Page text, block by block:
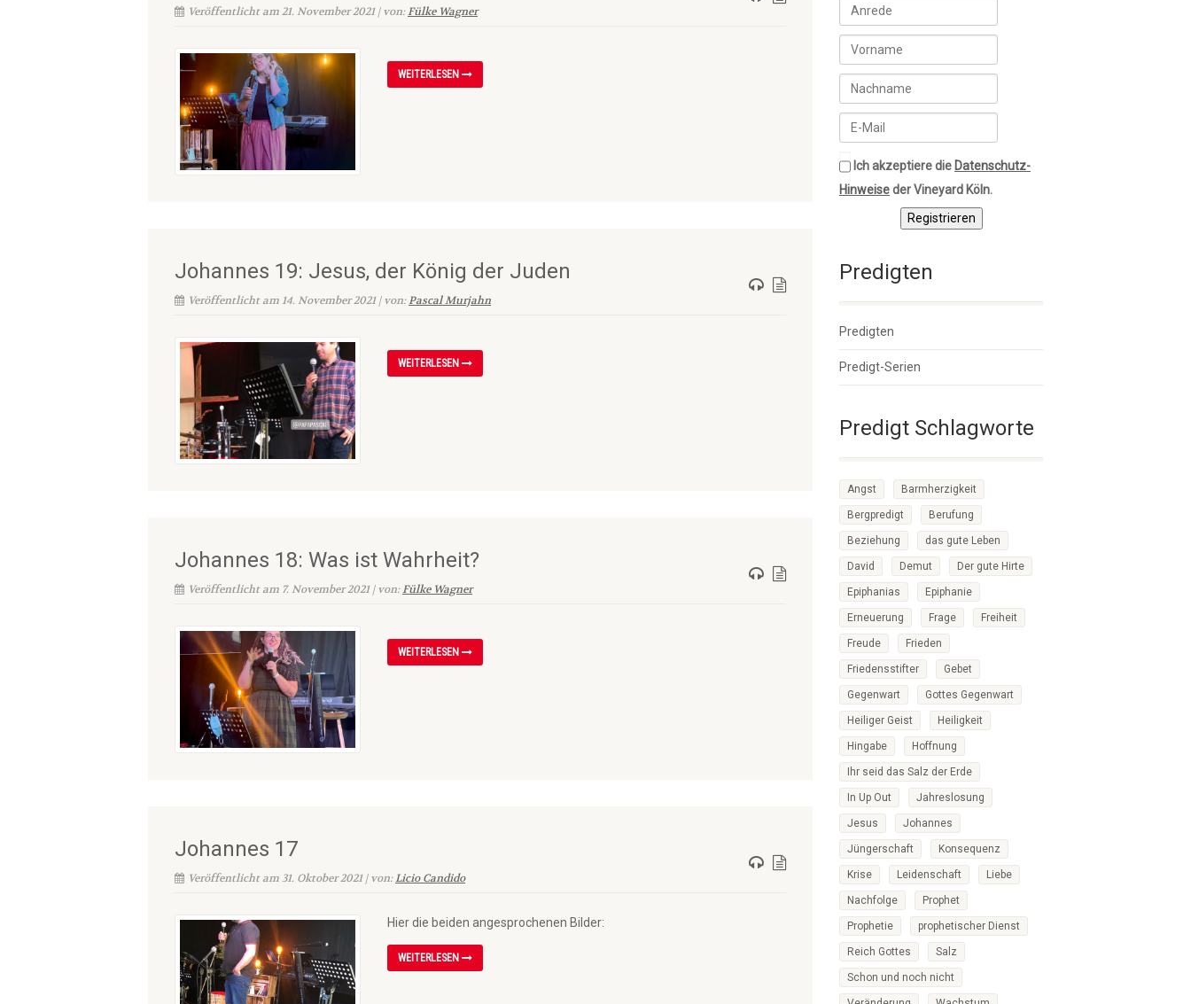
Veröffentlicht am 21. November 2021 | von:Fülke Wagner
WEITERLESEN
Johannes 19: Jesus, der König der Juden
Veröffentlicht am 14. November 2021 | von:Pascal Murjahn
WEITERLESEN
Johannes 18: Was ist Wahrheit?
Veröffentlicht am 7. November 2021 | von:Fülke Wagner
WEITERLESEN
Johannes 17
Veröffentlicht am 31. Oktober 2021 | von:Licio Candido
Hier die beiden angesprochenen Bilder:
WEITERLESEN
Ich akzeptiere die Datenschutz-
Hinweiseder Vineyard Köln.
Registrieren
Predigten
Predigten
Predigt-Serien
Predigt Schlagworte
Angst Barmherzigkeit
Bergpredigt Berufung
Beziehung das gute Leben
David Demut Der gute Hirte
Epiphanias Epiphanie
Erneuerung Frage Freiheit
Freude Frieden
Friedensstifter Gebet
Gegenwart Gottes Gegenwart
Heiliger Geist Heiligkeit
Hingabe Hoffnung
Ihr seid das Salz der Erde
In Up Out Jahreslosung
Jesus Johannes
Jüngerschaft Konsequenz
Krise Leidenschaft Liebe
Nachfolge Prophet
Prophetie prophetischer Dienst
Reich Gottes Salz
Schon und noch nicht